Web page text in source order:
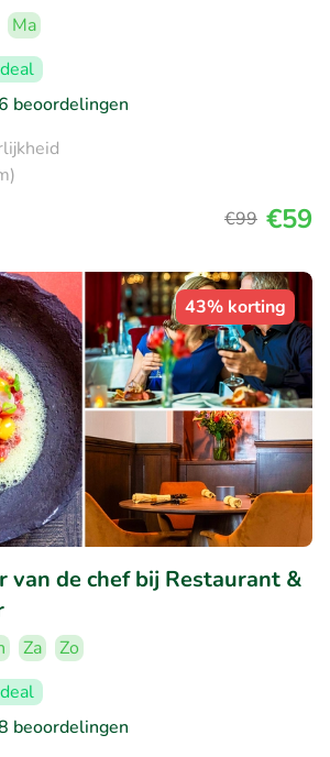
Ma
beoordelingen
€99 €59
43% korting
van de chef bij Restaurant &
Za
Zo
beoordelingen